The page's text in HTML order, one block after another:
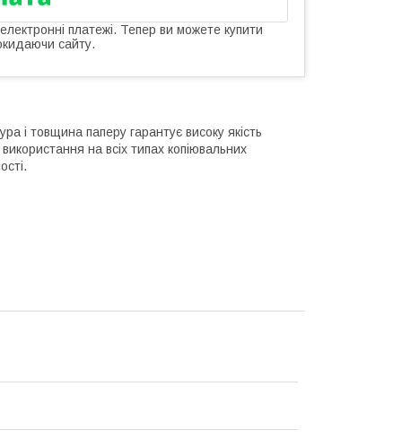
платежі. Тепер ви можете купити
сайту.
і товщина паперу гарантує високу якість
на всіх типах копіювальних